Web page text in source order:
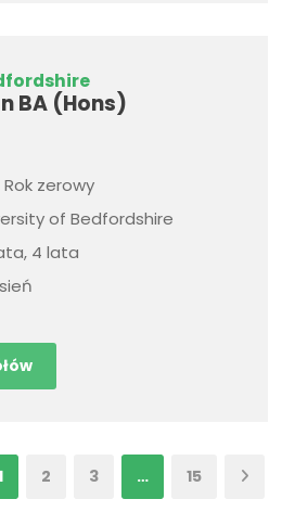
BA (Hons)
zerowy
of Bedfordshire
4 lata
2 3 … 15